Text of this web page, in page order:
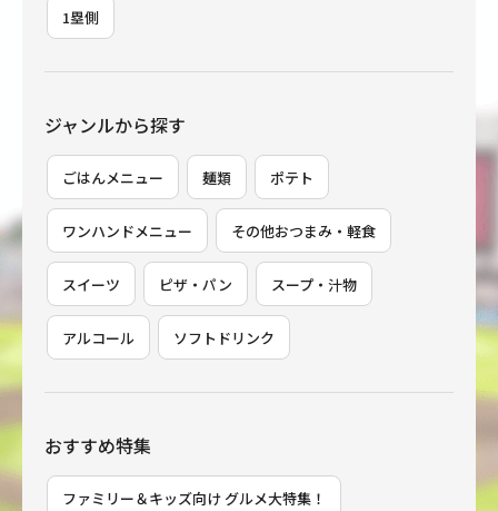
1塁側
ジャンルから探す
ごはんメニュー 麺類 ポテト
ワンハンドメニュー その他おつまみ・軽食
スイーツ ピザ・パン スープ・汁物
アルコール ソフトドリンク
おすすめ特集
ファミリー＆キッズ向け グルメ大特集！